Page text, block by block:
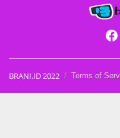
BRANI.ID 2022 Terms of